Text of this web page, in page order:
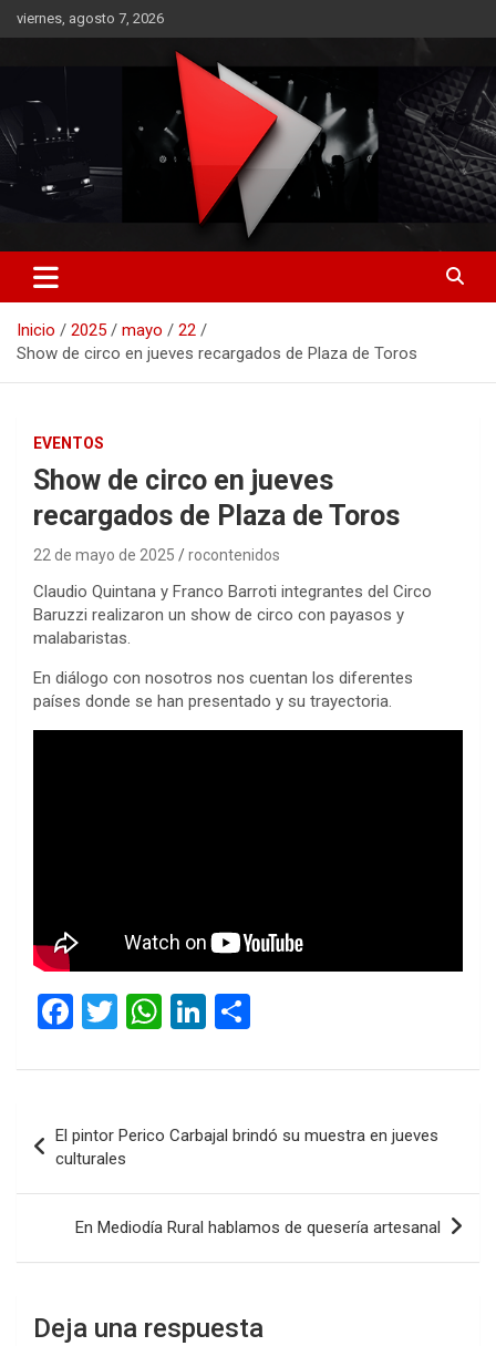
Saltar
al
viernes, agosto 7, 2026
RO CONTENIDOS
Inicio 2025 mayo
22
Show de circo en jueves recargados de Plaza de Toros
EVENTOS
Show de circo en jueves
recargados de Plaza de Toros
22 de mayo de 2025 rocontenidos
Claudio Quintana y Franco Barroti integrantes del Circo
Baruzzi realizaron un show de circo con payasos y
malabaristas.
En diálogo con nosotros nos cuentan los diferentes
países donde se han presentado y su trayectoria.
F
ce
b
o
o
k
T
tt
er
W
at
s
A
p
p
Li
ke
dI
n
m
p
ar
tir
de
entradas
El pintor Perico Carbajal brindó su muestra en jueves
culturales
En Mediodía Rural hablamos de quesería artesanal
Deja una respuesta